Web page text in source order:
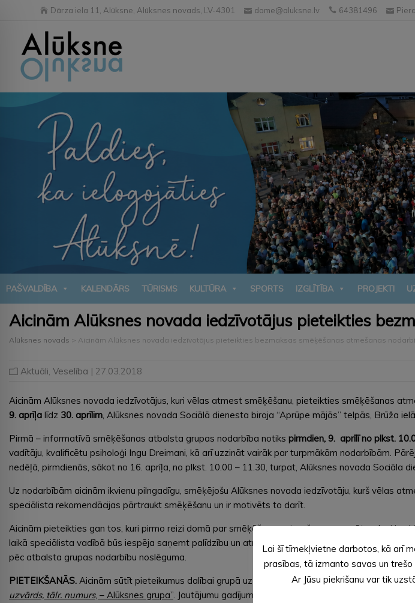
Dārza iela 11, Alūksne, Alūksnes novads, LV-4301 dome@aluksne.lv 64381496
PAŠVALDĪBA KALENDĀRS TŪRISMS KULTŪRA SPORTS IZGLĪTĪBA PROJEKTI
Aicinām Alūksnes novada iedzīvotājus pieteikties
Alūksnes novads > Aicinām Alūksnes novada iedzīvotājus pieteikties bezmaksas smēķēšanas atmešanas
Aktuāli, Veselība | 27.03.2018
Aicinām Alūksnes novada iedzīvotājus, kuri vēlas atmest smēķēšanu, pieteikties smēķēšanas
9. aprīļa līdz 30. aprīlim, Alūksnes novada Sociālā dienesta biroja “Aprūpe mājās” telpās, Brūža
Pirmā – informatīvā smēķēšanas atbalsta grupas nodarbība notiks pirmdien, 9. aprīlī no plkst.
vadītāju, kvalificētu psiholoģi Ingu Dreimani, kā arī uzzināt vairāk par turpmākām nodarbībām.
nedēļā, pirmdienās, sākot no 16. aprīļa, no plkst. 10.00 – 11.30, turpat, Alūksnes novada Sociāla
Uz nodarbībām aicinām ikvienu pilngadīgu, smēķējošu Alūksnes novada iedzīvotāju, kurš vēlas
speciālista rekomendācijas pārtraukt smēķēšanu un ir motivēts to darīt.
Aicinām pieteikties gan tos, kuri pirmo reizi domā par smēķēšanas atmešanu, gan arī tos, kuri jau
laikā speciālista vadībā būs iespēja saņemt palīdzību un atmest smēķēšanu, kā arī apgūt jaunas
pēc atbalsta grupas nodarbību noslēguma.
PIETEIKŠANĀS. Aicinām sūtīt pieteikumus dalībai grupā uz e-pasta adresi
uzvārds, tālr. numurs, – Alūksnes grupa”. Jautājumu gadījumā aicinām sazināties ar
Lai šī tīmekļvietne darbotos, kā arī
prasības, tā izmanto savas un
Ar Jūsu piekrišanu var tik